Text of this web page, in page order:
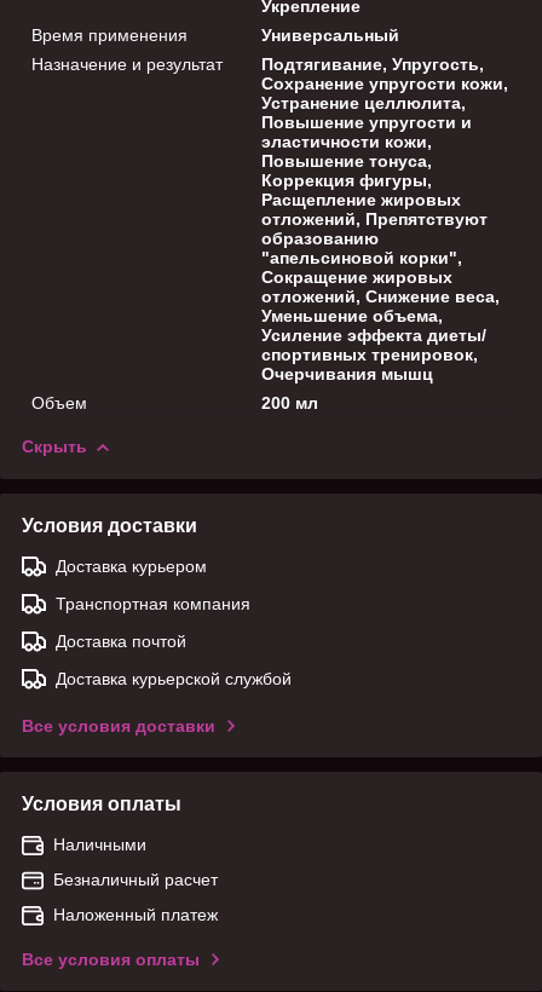
Укрепление
Время применения
Универсальный
Назначение и результат
Подтягивание, Упругость,
Сохранение упругости кожи,
Устранение целлюлита,
Повышение упругости и
эластичности кожи,
Повышение тонуса,
Коррекция фигуры,
Расщепление жировых
отложений, Препятствуют
образованию
"апельсиновой корки",
Сокращение жировых
отложений, Снижение веса,
Уменьшение объема,
Усиление эффекта диеты/
спортивных тренировок,
Очерчивания мышц
Объем
200 мл
Скрыть
Условия доставки
Доставка курьером
Транспортная компания
Доставка почтой
Доставка курьерской службой
Все условия доставки
Условия оплаты
Наличными
Безналичный расчет
Наложенный платеж
Все условия оплаты